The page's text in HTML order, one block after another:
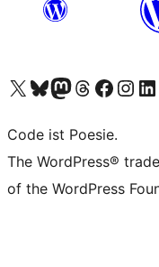
Unser X-Konto (früher Twitter) besuchen
Unser Bluesky-Konto besuchen
Unser Mastodon-Konto besuchen
Unser Threads-Konto
Unsere Facebook-
Unser
Code ist Poesie.
The WordPress®
of the WordPress